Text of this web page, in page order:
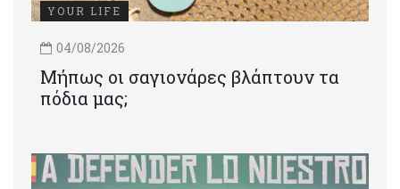
YOUR LIFE
04/08/2026
Μήπως οι σαγιονάρες βλάπτουν τα
πόδια μας;